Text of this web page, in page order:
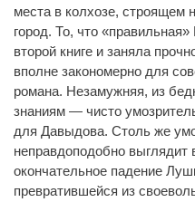
места в колхозе, строящем
город. То, что
второй книге и заняла
вполне закономерно для
романа. Незамужняя, из
знаниям — чисто
для Давыдова. Столь же
неправдоподобно выглядит
окончательное падение
превратившейся из